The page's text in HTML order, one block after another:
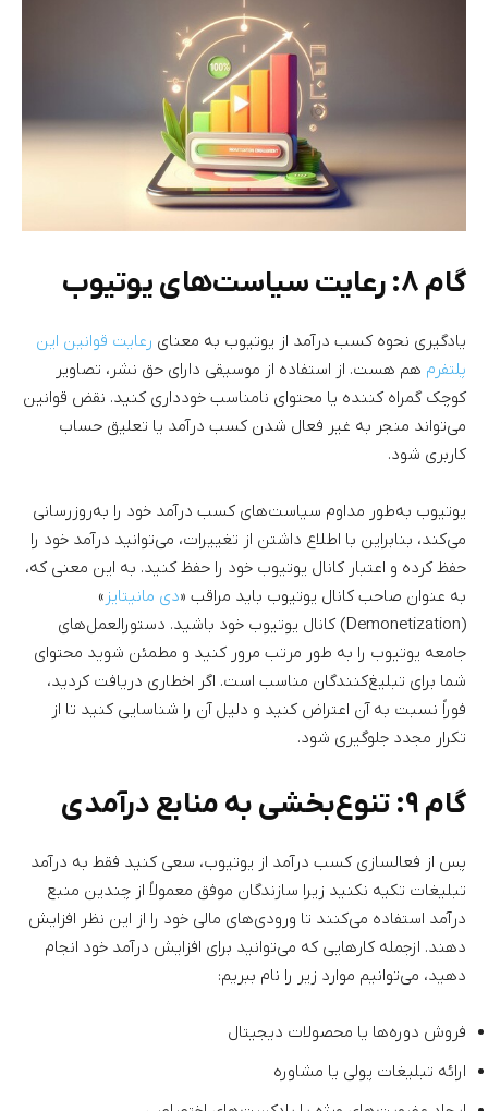
گام ۸: رعایت سیاست‌های یوتیوب
یادگیری نحوه کسب درآمد از یوتیوب به معنای رعایت قوانین این
پلتفرم هم هست. از استفاده از موسیقی دارای حق نشر، تصاویر
کوچک گمراه کننده یا محتوای نامناسب خودداری کنید. نقض قوانین
می‌تواند منجر به غیر فعال شدن کسب درآمد یا تعلیق حساب
کاربری شود.
یوتیوب به‌طور مداوم سیاست‌های کسب درآمد خود را به‌روزرسانی
می‌کند، بنابراین با اطلاع داشتن از تغییرات، می‌توانید درآمد خود را
حفظ کرده و اعتبار کانال یوتیوب خود را حفظ کنید. به این معنی که،
به عنوان صاحب کانال یوتیوب باید مراقب «دی مانیتایز »
(Demonetization) کانال یوتیوب خود باشید. دستورالعمل‌های
جامعه یوتیوب را به طور مرتب مرور کنید و مطمئن شوید محتوای
شما برای تبلیغ‌کنندگان مناسب است. اگر اخطاری دریافت کردید،
فوراً نسبت به آن اعتراض کنید و دلیل آن را شناسایی کنید تا از
تکرار مجدد جلوگیری شود.
گام ۹: تنوع‌بخشی به منابع درآمدی
پس از فعالسازی کسب درآمد از یوتیوب، سعی کنید فقط به درآمد
تبلیغات تکیه نکنید زیرا سازندگان موفق معمولاً از چندین منبع
درآمد استفاده می‌کنند تا ورودی‌های مالی خود را از این نظر افزایش
دهند. ازجمله کارهایی که می‌توانید برای افزایش درآمد خود انجام
دهید، می‌توانیم موارد زیر را نام ببریم:
فروش دوره‌ها یا محصولات دیجیتال
ارائه تبلیغات پولی یا مشاوره